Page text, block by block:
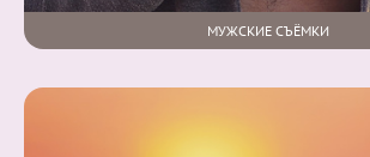
МУЖСКИЕ СЪЁМКИ